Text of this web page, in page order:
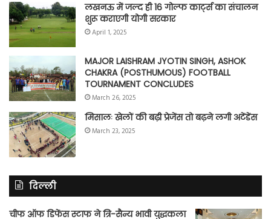
लखनऊ में जल्द ही 16 गोल्फ कार्ट्स का संचालन
शुरू कराएगी योगी सरकार
April 1, 2025
MAJOR LAISHRAM JYOTIN SINGH, ASHOK
CHAKRA (POSTHUMOUS) FOOTBALL
TOURNAMENT CONCLUDES
March 26, 2025
मिसालः खेलों की बढ़ी प्रेजेंस तो बढ़ने लगी अटेंडेंस
March 23, 2025
दिल्ली
चीफ ऑफ डिफेंस स्टाफ ने त्रि-सैन्य भावी युद्धकला